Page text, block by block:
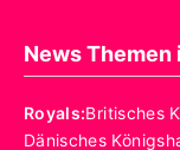
News Themen
Royals:Britisches
Dänisches